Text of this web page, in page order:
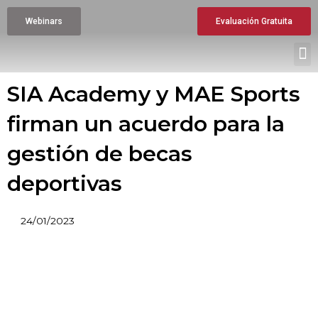
contenido
Webinars Evaluación Gratuita
SIA Academy y MAE Sports
firman un acuerdo para la
gestión de becas
deportivas
24/01/2023